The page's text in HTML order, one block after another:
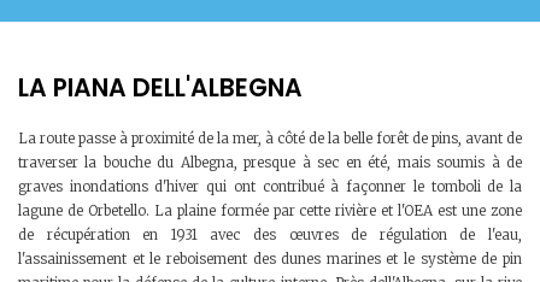
LA PIANA DELL'ALBEGNA
La route passe à proximité de la mer, à côté de la belle forêt de pins, avant de
traverser la bouche du Albegna, presque à sec en été, mais soumis à de
graves inondations d'hiver qui ont contribué à façonner le tomboli de la
lagune de Orbetello. La plaine formée par cette rivière et l'OEA est une zone
de récupération en 1931 avec des œuvres de régulation de l'eau,
l'assainissement et le reboisement des dunes marines et le système de pin